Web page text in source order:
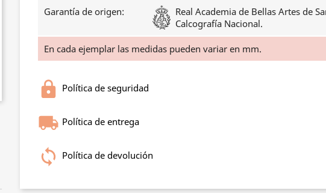
Garantía de origen:
Real Academia de Bellas Artes de
Calcografía Nacional.
En cada ejemplar las medidas pueden variar en mm.
Política de seguridad
Política de entrega
Política de devolución